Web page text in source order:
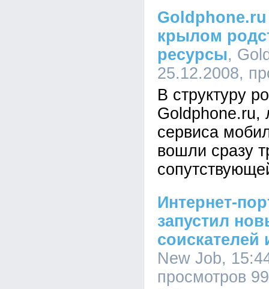
крылом
ресурсы,
25.12.2008,
В структуру
сервиса
вошли сразу
Интернет-
запустил
соискателей
New Job,
просмотров